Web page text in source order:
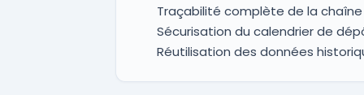
Traçabilité complète de la
Sécurisation du calendrier de
Réutilisation des données